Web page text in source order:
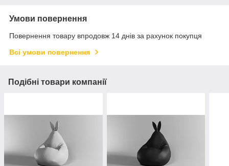
Умови повернення
Повернення товару впродовж 14 днів за рахунок покупця
Всі умови повернення
Подібні товари компанії